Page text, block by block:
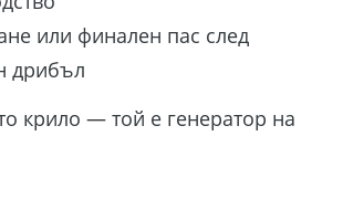
или финален пас след
дрибъл
крило — той е генератор на